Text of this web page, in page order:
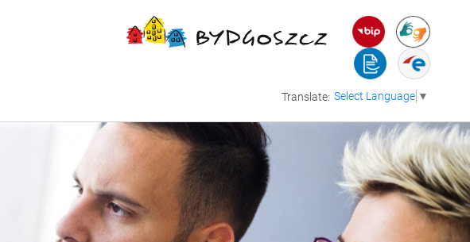
Select Language ▼
Translate: